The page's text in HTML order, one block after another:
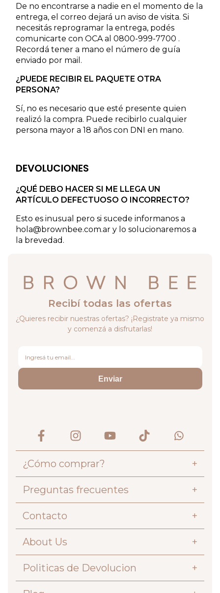
De no encontrarse a nadie en el momento de la
entrega, el correo dejará un aviso de visita. Si
necesitás reprogramar la entrega, podés
comunicarte con OCA al 0800-999-7700 .
Recordá tener a mano el número de guía
enviado por mail.
¿PUEDE RECIBIR EL PAQUETE OTRA
PERSONA?
Sí, no es necesario que esté presente quien
realizó la compra. Puede recibirlo cualquier
persona mayor a 18 años con DNI en mano.
DEVOLUCIONES
¿QUÉ DEBO HACER SI ME LLEGA UN
ARTÍCULO DEFECTUOSO O INCORRECTO?
Esto es inusual pero si sucede informanos a
hola@brownbee.com.ar y lo solucionaremos a
la brevedad.
Recibí todas las ofertas
¿Quieres recibir nuestras ofertas? ¡Registrate ya mismo
y comenzá a disfrutarlas!
Enviar
¿Cómo comprar? +
Preguntas frecuentes +
Contacto +
About Us +
Politicas de Devolucion +